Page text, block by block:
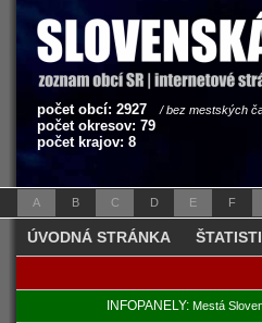
počet obcí: 2927 / bez mestských
počet okresov: 79
počet krajov: 8
A B C D E F
ÚVODNÁ STRÁNKA
INFOPANELY: Mestá